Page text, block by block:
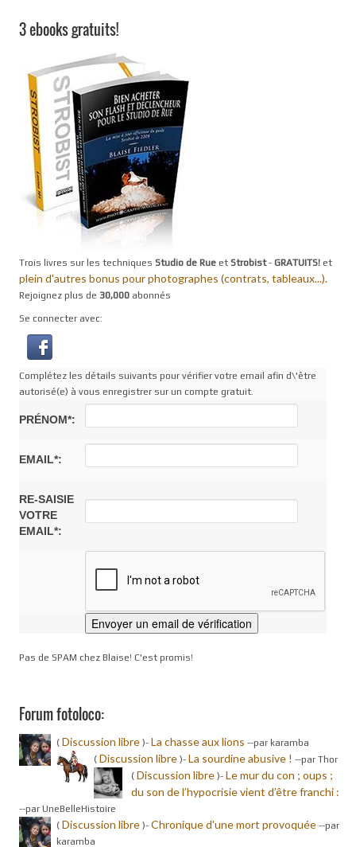
3 ebooks gratuits!
Trois livres sur les techniques Studio de Rue et Strobist- GRATUITS! et
plein d'autres bonus pour photographes (contrats, tableaux...).
Rejoignez plus de 30,000 abonnés
Se connecter avec:
Complétez les détails suivants pour vérifier votre email afin d\'être
autorisé(e) à vous enregistrer sur un compte gratuit.
PRÉNOM*:
EMAIL*:
RE-SAISIE
VOTRE
EMAIL*:
Pas de SPAM chez Blaise! C'est promis!
Forum fotoloco:
( Discussion libre )- La chasse aux lions --par karamba
( Discussion libre )- La sourdine abusive ! --par Thor
( Discussion libre )- Le mur du con ; oups ;
du son de l’hypocrisie vient d’être franchi :
--par UneBelleHistoire
( Discussion libre )- Chronique d'une mort provoquée --par
karamba